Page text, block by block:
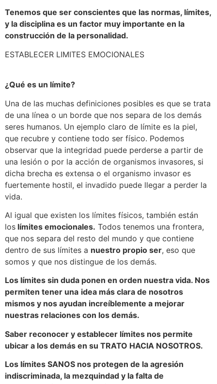
Tenemos que ser conscientes que las normas, límites,
y la disciplina es un factor muy importante en la
construcción de la personalidad.
ESTABLECER LIMITES EMOCIONALES
¿Qué es un límite?
Una de las muchas definiciones posibles es que se trata
de una línea o un borde que nos separa de los demás
seres humanos. Un ejemplo claro de límite es la piel,
que recubre y contiene todo ser físico. Podemos
observar que la integridad puede perderse a partir de
una lesión o por la acción de organismos invasores, si
dicha brecha es extensa o el organismo invasor es
fuertemente hostil, el invadido puede llegar a perder la
vida.
Al igual que existen los límites físicos, también están
los límites emocionales. Todos tenemos una frontera,
que nos separa del resto del mundo y que contiene
dentro de sus límites a nuestro propio ser, eso que
somos y que nos distingue de los demás.
Los límites sin duda ponen en orden nuestra vida. Nos
permiten tener una idea más clara de nosotros
mismos y nos ayudan increíblemente a mejorar
nuestras relaciones con los demás.
Saber reconocer y establecer límites nos permite
ubicar a los demás en su TRATO HACIA NOSOTROS.
Los límites SANOS nos protegen de la agresión
indiscriminada, la mezquindad y la falta de